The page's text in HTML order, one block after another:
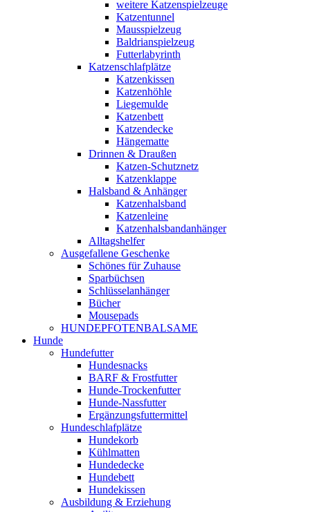
weitere Katzenspielzeuge
Katzentunnel
Mausspielzeug
Baldrianspielzeug
Futterlabyrinth
Katzenschlafplätze
Katzenkissen
Katzenhöhle
Liegemulde
Katzenbett
Katzendecke
Hängematte
Drinnen & Draußen
Katzen-Schutznetz
Katzenklappe
Halsband & Anhänger
Katzenhalsband
Katzenleine
Katzenhalsbandanhänger
Alltagshelfer
Ausgefallene Geschenke
Schönes für Zuhause
Sparbüchsen
Schlüsselanhänger
Bücher
Mousepads
HUNDEPFOTENBALSAME
Hunde
Hundefutter
Hundesnacks
BARF & Frostfutter
Hunde-Trockenfutter
Hunde-Nassfutter
Ergänzungsfuttermittel
Hundeschlafplätze
Hundekorb
Kühlmatten
Hundedecke
Hundebett
Hundekissen
Ausbildung & Erziehung